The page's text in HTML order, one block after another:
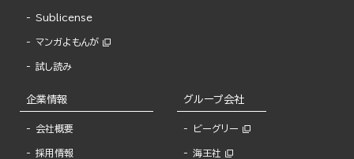
Sublicense
マンガよもんが
試し読み
企業情報
会社概要
採用情報
グループ会社
ビーグリー
海王社